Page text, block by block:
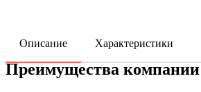
Описание Характеристики
Преимущества компании